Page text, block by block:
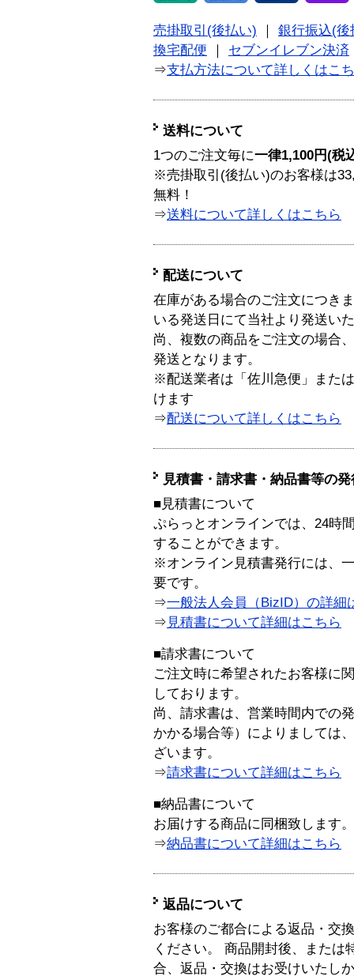
売掛取引(後払い)
銀行振込(後
換宅配便
セブンイレブン決済
⇒支払方法について詳しくはこ
送料について
1つのご注文毎に一律1,100円(税
※売掛取引(後払い)のお客様は
無料！
⇒送料について詳しくはこちら
配送について
在庫がある場合のご注文につき
いる発送日にて当社より発送い
尚、複数の商品をご注文の場合
発送となります。
※配送業者は「佐川急便」また
けます
⇒配送について詳しくはこちら
見積書・請求書・納品書等の
■見積書について
ぷらっとオンラインでは、24時
することができます。
※オンライン見積書発行には、
要です。
⇒一般法人会員（BizID）の詳細
⇒ 見積書について詳細はこちら
■請求書について
ご注文時に希望されたお客様に
しております。
尚、請求書は、営業時間内での
かかる場合等）によりましては
ざいます。
⇒請求書について詳細はこちら
■納品書について
お届けする商品に同梱致します。
⇒納品書について詳細はこちら
返品について
お客様のご都合による返品・交
ください。 商品開封後、または
合、返品・交換はお受けいたし